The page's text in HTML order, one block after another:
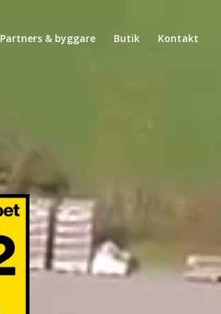
Partners & byggare Butik Kontakt